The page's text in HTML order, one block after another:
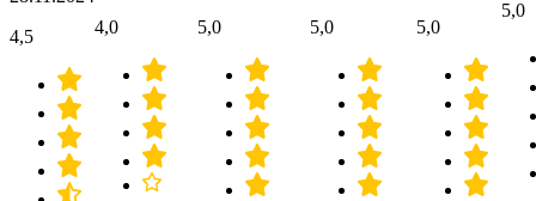
4,5
4,0
5,0
5,0
5,0
5,0